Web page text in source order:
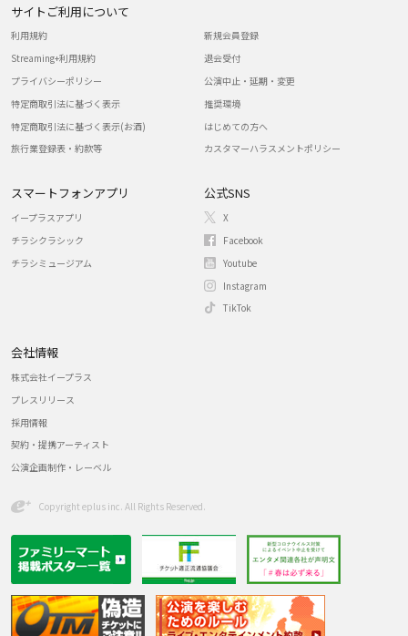
サイトご利用について
利用規約
Streaming+利用規約
プライバシーポリシー
特定商取引法に基づく表示
特定商取引法に基づく表示(お酒)
旅行業登録表・約款等
新規会員登録
退会受付
公演中止・延期・変更
推奨環境
はじめての方へ
カスタマーハラスメントポリシー
スマートフォンアプリ
イープラスアプリ
チラシクラシック
チラシミュージアム
公式SNS
X
Facebook
Youtube
Instagram
TikTok
会社情報
株式会社イープラス
プレスリリース
採用情報
契約・提携アーティスト
公演企画制作・レーベル
Copyright eplus inc. All Rights Reserved.